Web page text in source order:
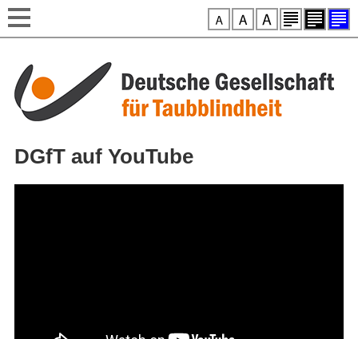
Direkt zum Inhalt
Style-Switcher
DGfT auf YouTube